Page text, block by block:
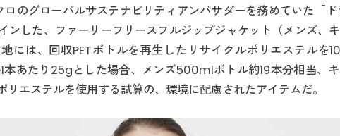
のグローバルサステナビリティアンバサダーを務めていた「
ンした、ファーリーフリースフルジップジャケット（メンズ、キ
には、回収PETボトルを再生したリサイクルポリエステルを
本あたり25gとした場合、メンズ500mlボトル約19本分相当、
リエステルを使用する試算の、環境に配慮されたアイテムだ。